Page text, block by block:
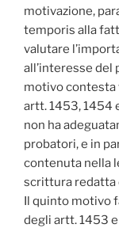
motivazione,
temporis alla
valutare
all’interesse del
motivo contesta
artt. 1453, 1454
non ha
probatori, e in
contenuta nella
scrittura redatta
Il quinto motivo
degli artt. 1453